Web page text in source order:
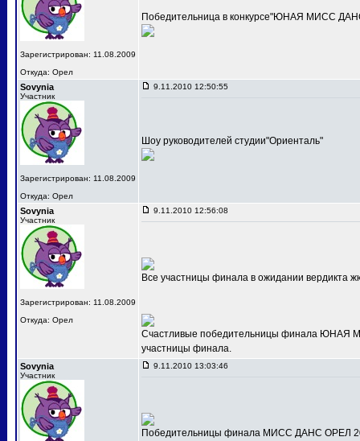
Зарегистрирован: 11.08.2009
Откуда: Орел
Победительница в конкурсе"ЮНАЯ МИСС
Sovynia
Участник
Зарегистрирован: 11.08.2009
Откуда: Орел
9.11.2010 12:50:55
Шоу руководителей студии"Ориенталь"
Sovynia
Участник
Зарегистрирован: 11.08.2009
Откуда: Орел
9.11.2010 12:56:08
Все участницы финала в ожидании вердикта
Счастливые победительницы финала ЮНАЯ
участницы финала.
Sovynia
Участник
9.11.2010 13:03:46
Победительницы финала МИСС ДАНС ОРЕЛ